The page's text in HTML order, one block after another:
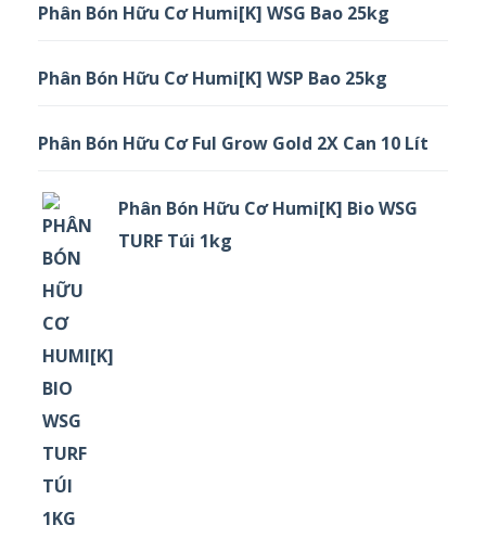
Phân Bón Hữu Cơ Humi[K] WSG Bao 25kg
Phân Bón Hữu Cơ Humi[K] WSP Bao 25kg
Phân Bón Hữu Cơ Ful Grow Gold 2X Can 10 Lít
Phân Bón Hữu Cơ Humi[K] Bio WSG
TURF Túi 1kg